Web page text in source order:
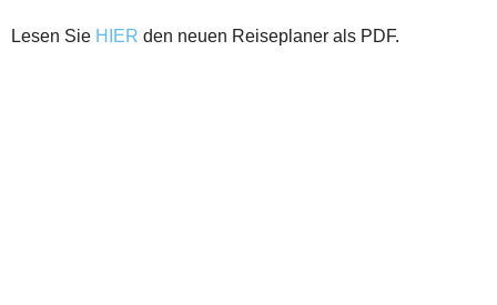
Lesen Sie HIER den neuen Reiseplaner als PDF.